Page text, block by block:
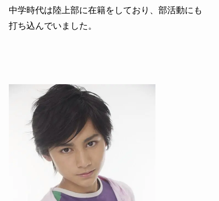
中学時代は陸上部に在籍をしており、部活動にも
打ち込んでいました。